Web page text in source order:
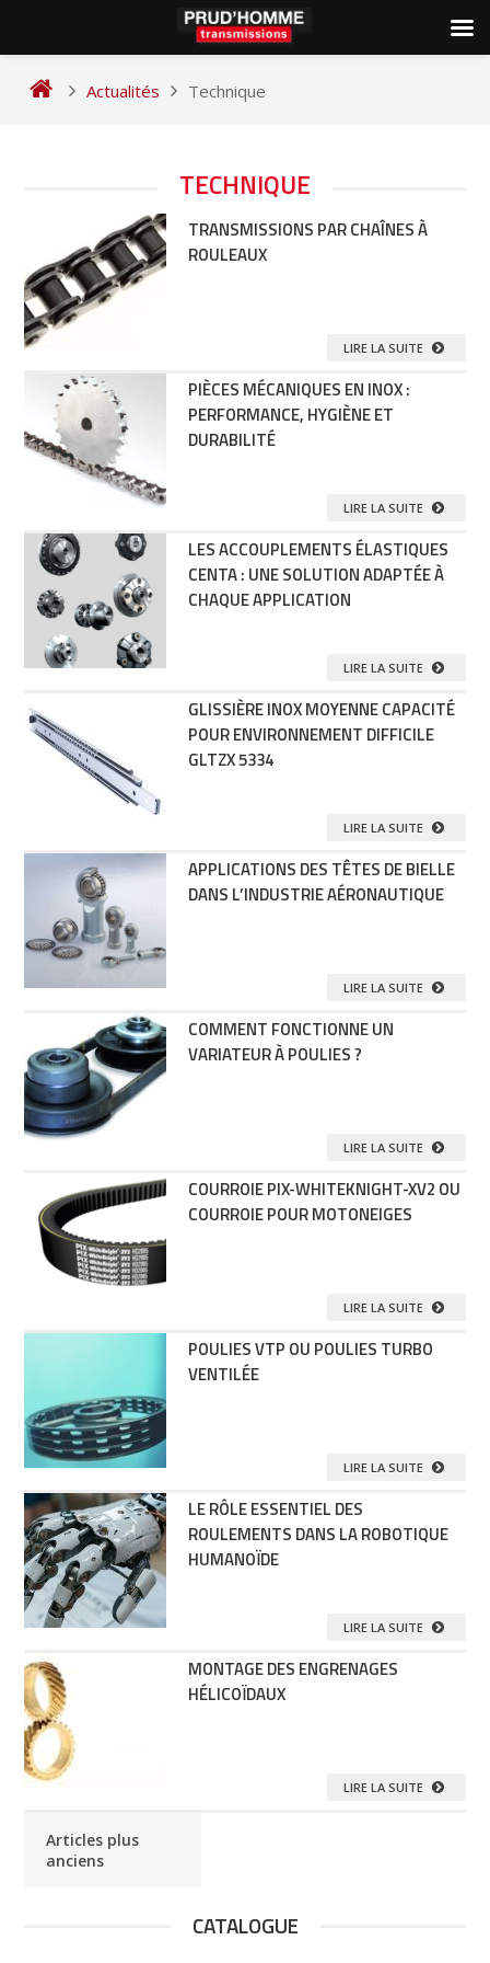
Actualités Technique
TECHNIQUE
TRANSMISSIONS PAR CHAÎNES À
ROULEAUX
LIRE LA SUITE
PIÈCES MÉCANIQUES EN INOX :
PERFORMANCE, HYGIÈNE ET
DURABILITÉ
LIRE LA SUITE
LES ACCOUPLEMENTS ÉLASTIQUES
CENTA : UNE SOLUTION ADAPTÉE À
CHAQUE APPLICATION
LIRE LA SUITE
GLISSIÈRE INOX MOYENNE CAPACITÉ
POUR ENVIRONNEMENT DIFFICILE
GLTZX 5334
LIRE LA SUITE
APPLICATIONS DES TÊTES DE BIELLE
DANS L’INDUSTRIE AÉRONAUTIQUE
LIRE LA SUITE
COMMENT FONCTIONNE UN
VARIATEUR À POULIES ?
LIRE LA SUITE
COURROIE PIX-WHITEKNIGHT-XV2 OU
COURROIE POUR MOTONEIGES
LIRE LA SUITE
POULIES VTP OU POULIES TURBO
VENTILÉE
LIRE LA SUITE
LE RÔLE ESSENTIEL DES
ROULEMENTS DANS LA ROBOTIQUE
HUMANOÏDE
LIRE LA SUITE
MONTAGE DES ENGRENAGES
HÉLICOÏDAUX
LIRE LA SUITE
ARTICLES
Articles plus
anciens
CATALOGUE